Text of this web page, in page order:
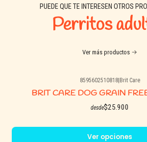
PUEDE QUE TE INTERESEN OTROS
Perritos
Ver más productos
8595602510818| Brit Care
BRIT CARE DOG GRAIN
desde$25.900
Ver opciones